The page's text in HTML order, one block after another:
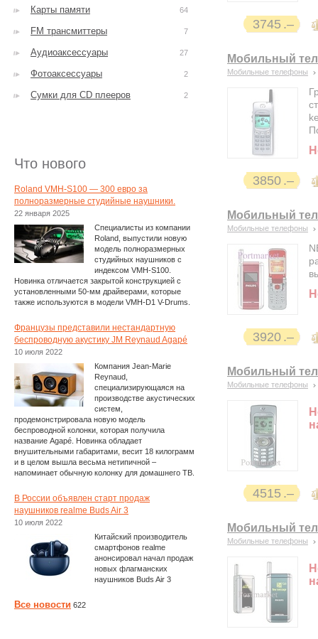
3745
Мобильный
Мобильные телефоны
3850
Мобильный
Мобильные телефоны
3920
Мобильный
Мобильные телефоны
4515
Мобильный
Мобильные телефоны
Карты памяти 64
FM трансмиттеры 7
Аудиоаксессуары 27
Фотоаксессуары 2
Сумки для CD плееров 2
Что нового
Roland VMH-S100 — 300 евро за
полноразмерные студийные наушники.
22 января 2025
Специалисты из компании
Roland, выпустили новую
модель полноразмерных
студийных наушников с
индексом VMH-S100.
Новинка отличается закрытой конструкцией с
установленными 50-мм драйверами, которые
также используются в модели VMH-D1 V-Drums.
Французы представили нестандартную
беспроводную акустику JM Reynaud Agapé
10 июля 2022
Компания Jean-Marie
Reynaud,
специализирующаяся на
производстве акустических
систем,
продемонстрировала новую модель
беспроводной колонки, которая получила
название Agapé. Новинка обладает
внушительными габаритами, весит 18 килограмм
и в целом вышла весьма нетипичной –
напоминает обычную колонку для домашнего ТВ.
В России объявлен старт продаж
наушников realme Buds Air 3
10 июля 2022
Китайский производитель
смартфонов realme
анонсировал начал продаж
новых флагманских
наушников Buds Air 3
Все новости 622